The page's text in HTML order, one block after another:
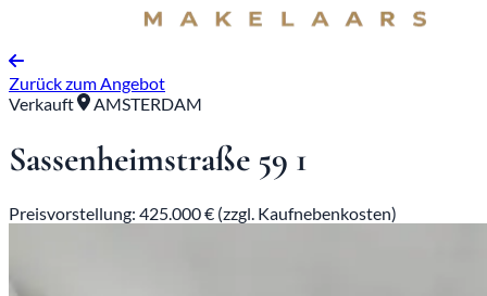
Zurück zum Angebot
Verkauft
AMSTERDAM
Sassenheimstraße 59 1
Preisvorstellung: 425.000 € (zzgl. Kaufnebenkosten)